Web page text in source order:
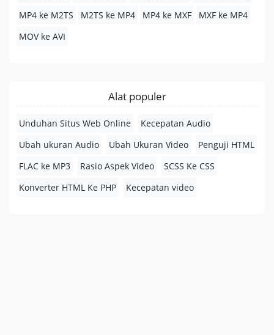
MP4 ke M2TS
M2TS ke MP4 MP4 ke MXF
MXF ke MP4
MOV ke AVI
Alat populer
Unduhan Situs Web Online
Kecepatan Audio
Ubah ukuran Audio
Ubah Ukuran Video
Penguji HTML
FLAC ke MP3
Rasio Aspek Video
SCSS Ke CSS
Konverter HTML Ke PHP
Kecepatan video